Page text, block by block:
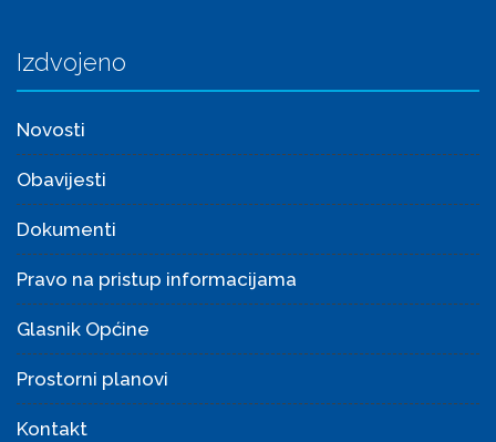
Izdvojeno
Novosti
Obavijesti
Dokumenti
Pravo na pristup informacijama
Glasnik Općine
Prostorni planovi
Kontakt